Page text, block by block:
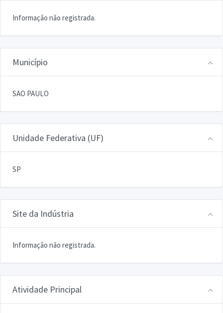
Informação não registrada.
Município
SAO PAULO
Unidade Federativa (UF)
SP
Site da Indústria
Informação não registrada.
Atividade Principal